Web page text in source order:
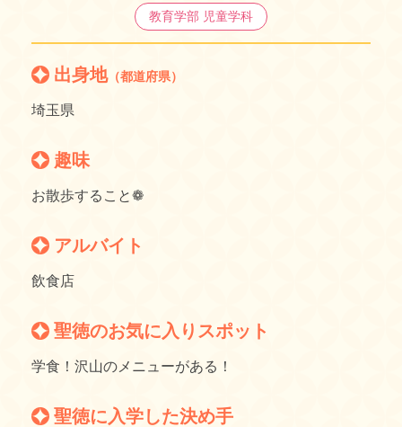
教育学部 児童学科
出身地（都道府県）
埼玉県
趣味
お散歩すること❁
アルバイト
飲食店
聖徳のお気に入りスポット
学食！沢山のメニューがある！
聖徳に入学した決め手